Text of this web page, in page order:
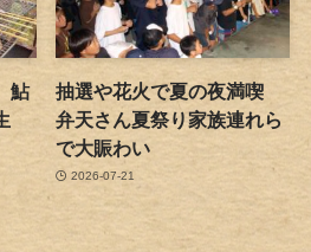
鮎
抽選や花火で夏の夜満喫
弁天さん夏祭り家族連れら
で大賑わい
2026-07-21